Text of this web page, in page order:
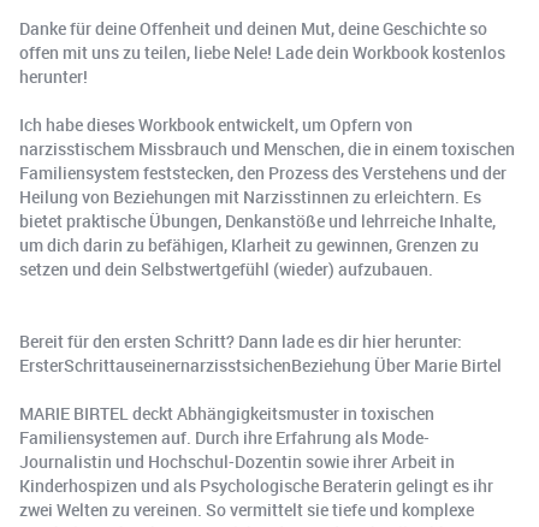
Danke für deine Offenheit und deinen Mut, deine Geschichte so
offen mit uns zu teilen, liebe Nele! Lade dein Workbook kostenlos
herunter!
Ich habe dieses Workbook entwickelt, um Opfern von
narzisstischem Missbrauch und Menschen, die in einem toxischen
Familiensystem feststecken, den Prozess des Verstehens und der
Heilung von Beziehungen mit Narzisstinnen zu erleichtern. Es
bietet praktische Übungen, Denkanstöße und lehrreiche Inhalte,
um dich darin zu befähigen, Klarheit zu gewinnen, Grenzen zu
setzen und dein Selbstwertgefühl (wieder) aufzubauen.
Bereit für den ersten Schritt? Dann lade es dir hier herunter:
ErsterSchrittauseinernarzisstsichenBeziehung Über Marie Birtel
MARIE BIRTEL deckt Abhängigkeitsmuster in toxischen
Familiensystemen auf. Durch ihre Erfahrung als Mode-
Journalistin und Hochschul-Dozentin sowie ihrer Arbeit in
Kinderhospizen und als Psychologische Beraterin gelingt es ihr
zwei Welten zu vereinen. So vermittelt sie tiefe und komplexe